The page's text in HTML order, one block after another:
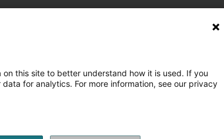
this site to better understand how it is used. If you
for analytics. For more information, see our privacy